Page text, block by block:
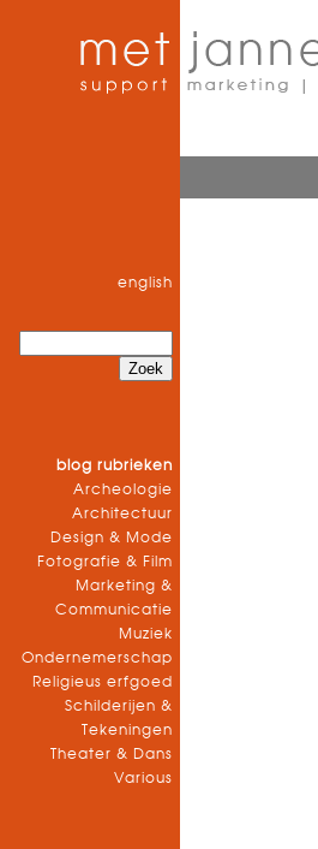
english
blog rubrieken
Archeologie
Architectuur
Design & Mode
Fotografie & Film
Marketing &
Communicatie
Muziek
Ondernemerschap
Religieus erfgoed
Schilderijen &
Tekeningen
Theater & Dans
Various